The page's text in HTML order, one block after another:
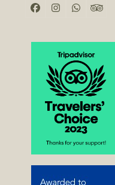
Facebook
Instagram
Whatsapp